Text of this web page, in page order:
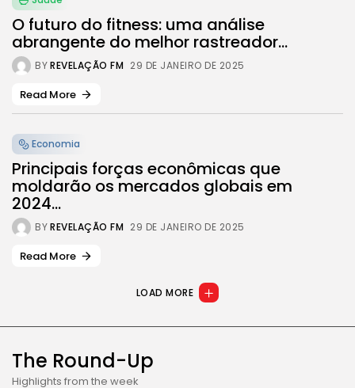
O futuro do fitness: uma análise
abrangente do melhor rastreador...
BYREVELAÇÃO FM 29 DE JANEIRO DE 2025
Read More
Economia
Principais forças econômicas que
moldarão os mercados globais em
2024...
BYREVELAÇÃO FM 29 DE JANEIRO DE 2025
Read More
LOAD MORE
The Round-Up
Highlights from the week